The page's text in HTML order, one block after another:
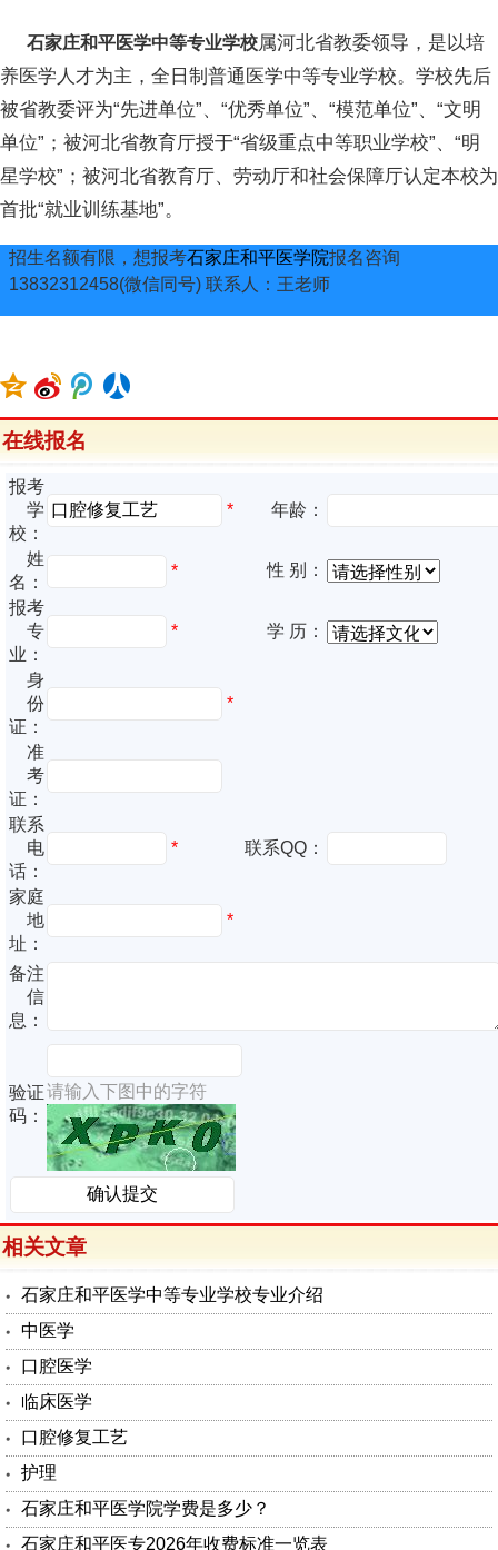
石家庄和平医学中等专业学校属河北省教委领导，是以培
养医学人才为主，全日制普通医学中等专业学校。学校先后
被省教委评为“先进单位”、“优秀单位”、“模范单位”、“文明
单位”；被河北省教育厅授于“省级重点中等职业学校”、“明
星学校”；被河北省教育厅、劳动厅和社会保障厅认定本校为
首批“就业训练基地”。
招生名额有限，想报考石家庄和平医学院报名咨询
13832312458(微信同号) 联系人：王老师
在线报名
报考
学
校：
* 年龄：
姓
名：
*
性 别：
报考
专
业：
* 学 历：
身
份
证：
*
准
考
证：
联系
电
话：
* 联系QQ：
家庭
地
址：
*
备注
信
息：
验证
码：
请输入下图中的字符
相关文章
石家庄和平医学中等专业学校专业介绍
中医学
口腔医学
临床医学
口腔修复工艺
护理
石家庄和平医学院学费是多少？
石家庄和平医专2026年收费标准一览表